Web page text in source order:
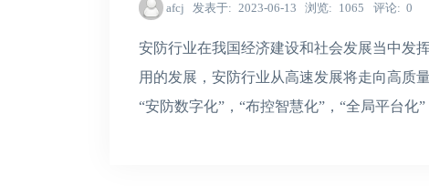
afcj 发表于 2023-06-13 浏览 1065 评论 0
安防行业在我国经济建设和社会发展当中发
用的发展，安防行业从高速发展将走向高质
“安防数字化”，“布控智慧化”，“全局平台化